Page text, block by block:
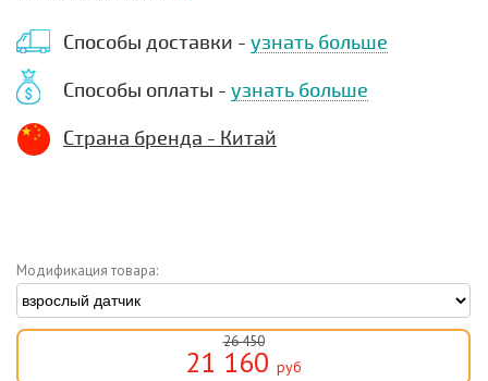
Способы доставки - узнать больше
Способы оплаты - узнать больше
Страна бренда - Китай
Модификация товара:
26 450
21 160 руб